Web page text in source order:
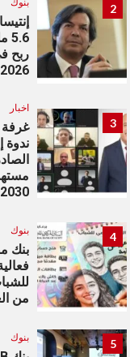
2
ربح
2026
3
اخبار
غرفة
ندوة
2030
4 بنوك
بنك
من
5 بنوك